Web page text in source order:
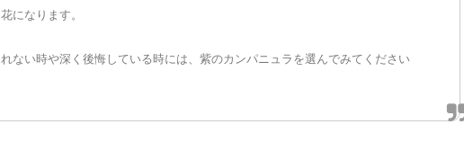
になります。
ない時や深く後悔している時には、紫のカンパニュラを選んでみてください